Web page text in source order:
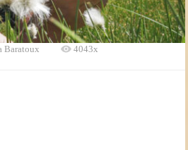
Baratoux 4043x